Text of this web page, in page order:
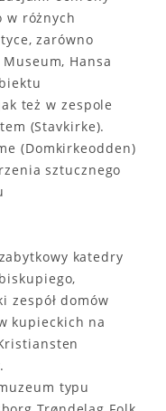
w różnych
zarówno
Hansa
też w zespole
(Stavkirke).
(Domkirkeodden)
sztucznego
katedry
zespół domów
kupieckich na
typu